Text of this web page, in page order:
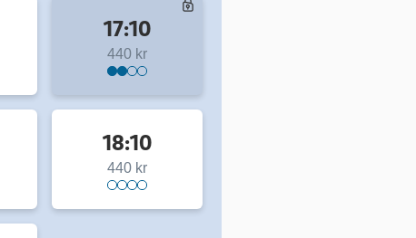
17:10
440 kr
18:10
440 kr